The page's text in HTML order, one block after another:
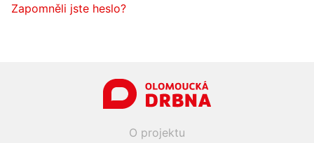
Zapomněli jste heslo?
O projektu